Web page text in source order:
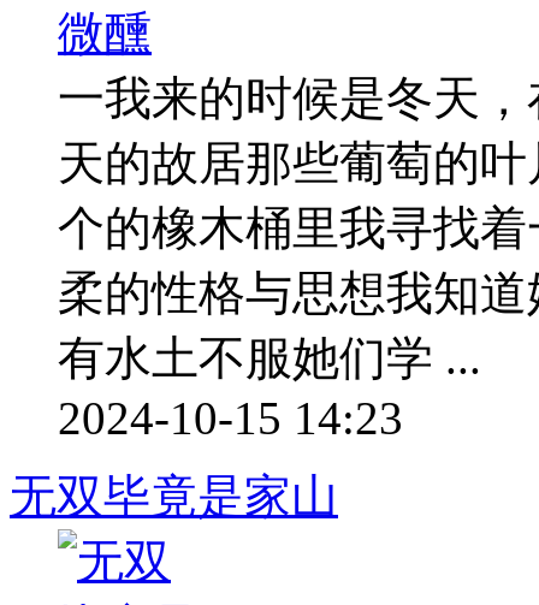
一我来的时候是冬天
天的故居那些葡萄的
个的橡木桶里我寻找
柔的性格与思想我知
有水土不服她们学 ...
2024-10-15 14:23
无双毕竟是家山